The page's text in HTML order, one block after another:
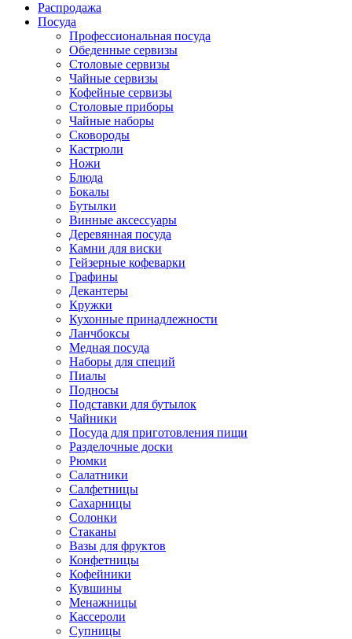
Распродажа
Посуда
Профессиональная посуда
Обеденные сервизы
Столовые сервизы
Чайные сервизы
Кофейные сервизы
Столовые приборы
Чайные наборы
Сковороды
Кастрюли
Ножи
Блюда
Бокалы
Бутылки
Винные аксессуары
Деревянная посуда
Камни для виски
Гейзерные кофеварки
Графины
Декантеры
Кружки
Кухонные принадлежности
Ланчбоксы
Медная посуда
Наборы для специй
Пиалы
Подносы
Подставки для бутылок
Чайники
Посуда для приготовления пищи
Разделочные доски
Рюмки
Салатники
Салфетницы
Сахарницы
Солонки
Стаканы
Вазы для фруктов
Конфетницы
Кофейники
Кувшины
Менажницы
Кассероли
Супницы